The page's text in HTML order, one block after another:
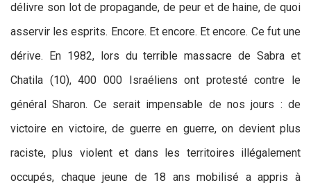
délivre son lot de propagande, de peur et de haine, de quoi
asservir les esprits. Encore. Et encore. Et encore. Ce fut une
dérive. En 1982, lors du terrible massacre de Sabra et
Chatila (10), 400 000 Israéliens ont protesté contre le
général Sharon. Ce serait impensable de nos jours : de
victoire en victoire, de guerre en guerre, on devient plus
raciste, plus violent et dans les territoires illégalement
occupés, chaque jeune de 18 ans mobilisé a appris à